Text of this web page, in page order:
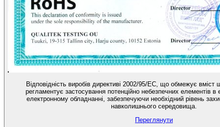
Відповідність виробів директиві 2002/95/EC, що обмежує вміст
регламентує застосування потенційно небезпечних елементів в
електронному обладнанні, забезпечуючи необхідний рівень
навколишнього середовища.
Переглянути